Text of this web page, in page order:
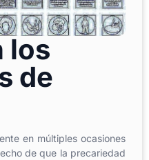
los
de
en múltiples ocasiones
de que la precariedad